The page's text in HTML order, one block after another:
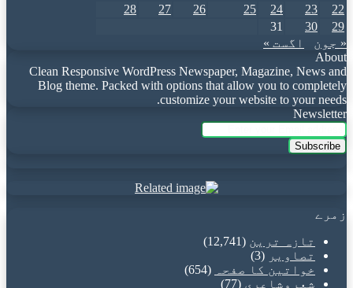
22
23
24
25
26
27
28
29
30
31
« جون
اگست »
About
Clean Responsive WordPress Newspaper, Magazine, News and
Blog theme. Packed with options that allow you to completely
customize your website to your needs.
Newsletter
Enter
your
Email
زمرے
تازہ ترین (12,741)
تصاویر (3)
خواتین کا صفحہ (654)
شعروشاعری (77)